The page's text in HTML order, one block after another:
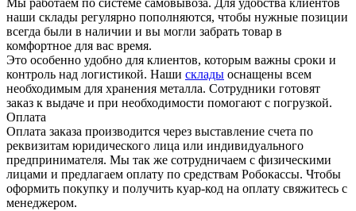
наши склады регулярно пополняются, чтобы нужные позиции
всегда были в наличии и вы могли забрать товар в
комфортное для вас время.
Это особенно удобно для клиентов, которым важны сроки и
контроль над логистикой. Наши склады оснащены всем
необходимым для хранения металла. Сотрудники готовят
заказ к выдаче и при необходимости помогают с погрузкой.
Оплата
Оплата заказа производится через выставление счета по
реквизитам юридического лица или индивидуального
предпринимателя. Мы так же сотрудничаем с физическими
лицами и предлагаем оплату по средствам Робокассы. Чтобы
оформить покупку и получить куар-код на оплату свяжитесь с
менеджером.